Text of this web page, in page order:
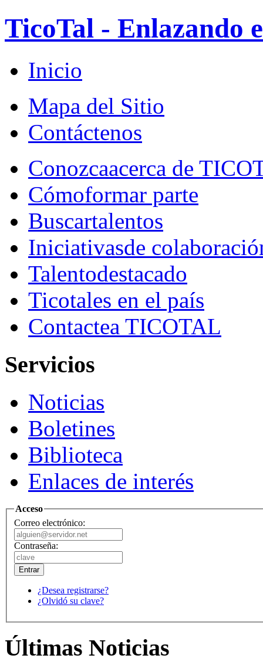
TicoTal - Enlazando
Inicio
Mapa del Sitio
Contáctenos
Conozcaacerca de
Cómoformar parte
Buscartalentos
Iniciativasde
Talentodestacado
Ticotales en el país
Contactea TICOTAL
Servicios
Noticias
Boletines
Biblioteca
Enlaces de interés
Acceso
Correo electrónico:
Contraseña:
¿Desea registrarse?
¿Olvidó su clave?
Últimas Noticias